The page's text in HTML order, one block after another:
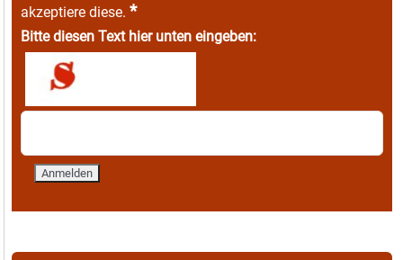
akzeptiere diese. *
Bitte diesen Text hier unten eingeben: